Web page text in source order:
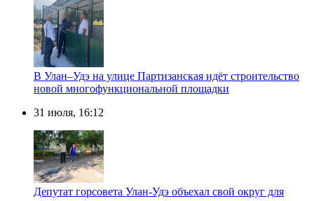
В Улан–Удэ на улице Партизанская идёт строительство
новой многофункциональной площадки
31 июля, 16:12
Депутат горсовета Улан-Удэ объехал свой округ для